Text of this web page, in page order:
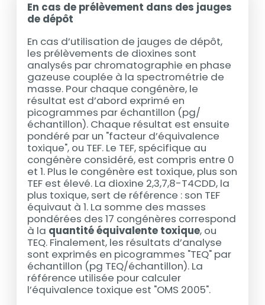
En cas de prélèvement dans des jauges
de dépôt
En cas d’utilisation de jauges de dépôt,
les prélèvements de dioxines sont
analysés par chromatographie en phase
gazeuse couplée à la spectrométrie de
masse. Pour chaque congénère, le
résultat est d’abord exprimé en
picogrammes par échantillon (pg/
échantillon). Chaque résultat est ensuite
pondéré par un "facteur d’équivalence
toxique", ou TEF. Le TEF, spécifique au
congénère considéré, est compris entre 0
et 1. Plus le congénère est toxique, plus son
TEF est élevé. La dioxine 2,3,7,8-T4CDD, la
plus toxique, sert de référence : son TEF
équivaut à 1. La somme des masses
pondérées des 17 congénères correspond
à la quantité équivalente toxique, ou
TEQ. Finalement, les résultats d’analyse
sont exprimés en picogrammes "TEQ" par
échantillon (pg TEQ/échantillon). La
référence utilisée pour calculer
l’équivalence toxique est "OMS 2005".